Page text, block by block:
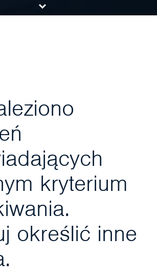
kryterium
określić inne